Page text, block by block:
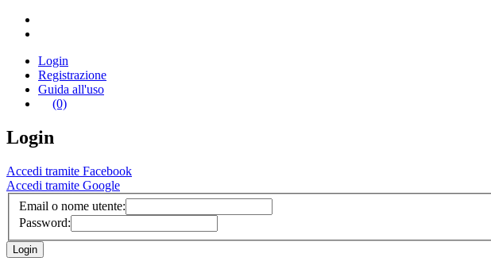
Login
Registrazione
Guida all'uso
(0)
Login
Accedi tramite Facebook
Accedi tramite Google
Email o nome utente:
Password: